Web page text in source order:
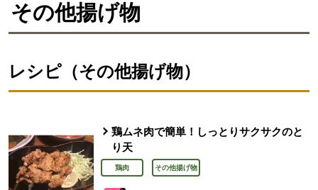
その他揚げ物
レシピ（その他揚げ物）
鶏ムネ肉で簡単！しっとりサクサクのと
り天
鶏肉 その他揚げ物